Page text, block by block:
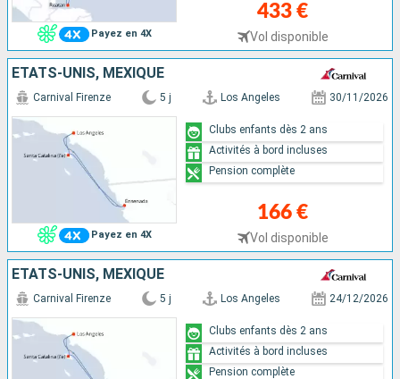
Payez en 4X
433 €
Vol disponible
ÉTATS-UNIS, MEXIQUE
Payez en 4X
Carnival Firenze 5 j Los Angeles 30/11/2026
166 €
Vol disponible
Clubs enfants dès 2 ans
Activités à bord incluses
Pension complète
ÉTATS-UNIS, MEXIQUE
Carnival Firenze 5 j Los Angeles 24/12/2026
Clubs enfants dès 2 ans
Activités à bord incluses
Pension complète